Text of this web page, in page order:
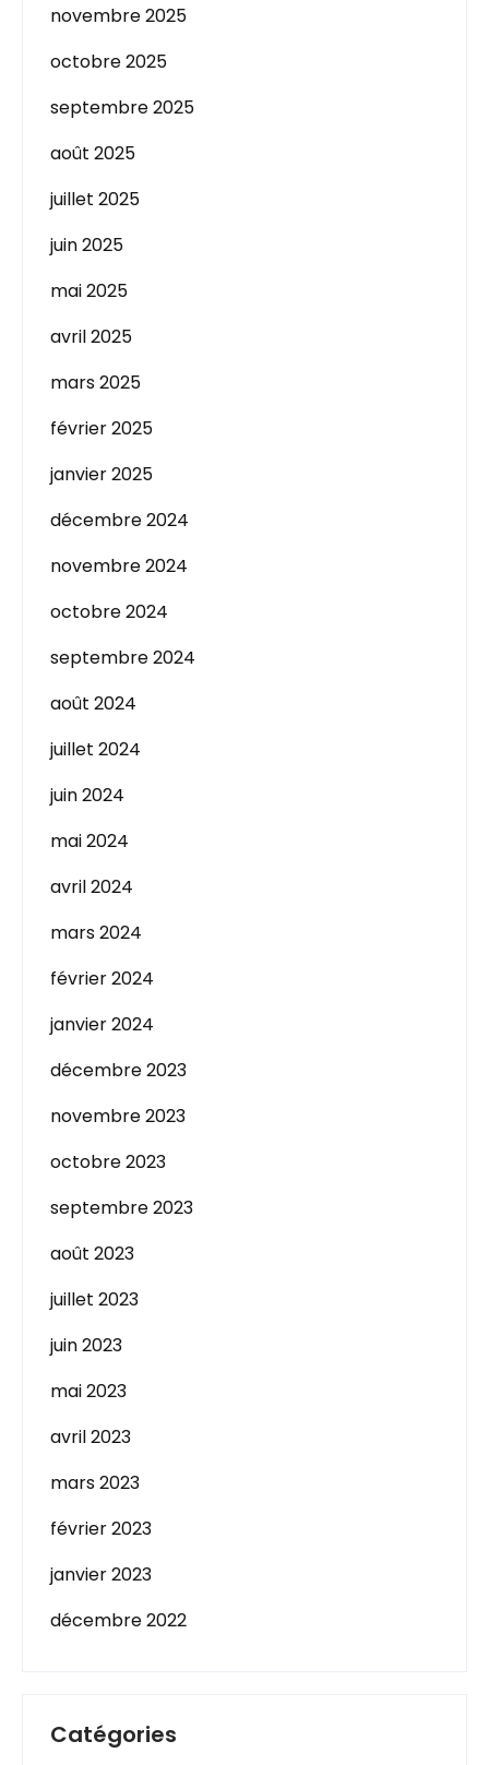
novembre 2025
octobre 2025
septembre 2025
août 2025
juillet 2025
juin 2025
mai 2025
avril 2025
mars 2025
février 2025
janvier 2025
décembre 2024
novembre 2024
octobre 2024
septembre 2024
août 2024
juillet 2024
juin 2024
mai 2024
avril 2024
mars 2024
février 2024
janvier 2024
décembre 2023
novembre 2023
octobre 2023
septembre 2023
août 2023
juillet 2023
juin 2023
mai 2023
avril 2023
mars 2023
février 2023
janvier 2023
décembre 2022
Catégories